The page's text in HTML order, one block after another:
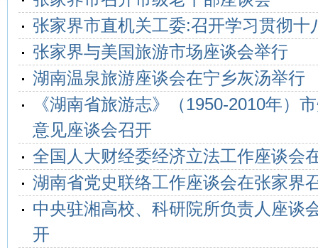
张家界市直机关工委:召开学习贯彻十
张家界与美国旅游市场座谈会举行
湖南温泉旅游座谈会在宁乡灰汤举行
《湖南省旅游志》（1950-2010年）
意见座谈会召开
全国人大财经委经济立法工作座谈会
湖南省党史联络工作座谈会在张家界
中央驻湘高校、科研院所负责人座谈
开